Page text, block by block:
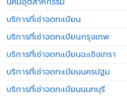
บริการที่เช่าจดทะเบียน
บริการที่เช่าจดทะเบียนกรุงเทพ
บริการที่เช่าจดทะเบียนฉะเชิงเทรา
บริการที่เช่าจดทะเบียนนครปฐม
บริการที่เช่าจดทะเบียนนนทบุรี